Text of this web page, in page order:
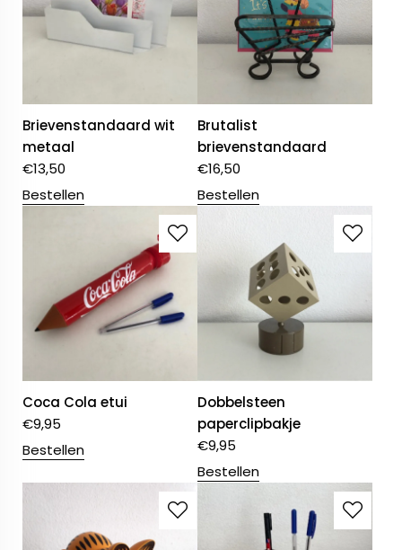
Brievenstandaard wit
metaal
€13,50
Bestellen
Brutalist
brievenstandaard
€16,50
Bestellen
Coca Cola etui
€9,95
Bestellen
Dobbelsteen
paperclipbakje
€9,95
Bestellen